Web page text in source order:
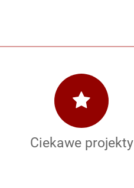
Ciekawe projekty